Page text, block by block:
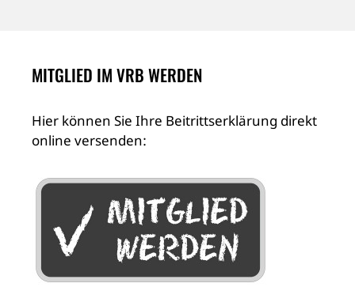
MITGLIED IM VRB WERDEN
Hier können Sie Ihre Beitrittserklärung direkt
online versenden: